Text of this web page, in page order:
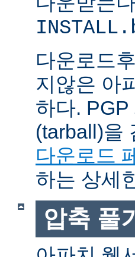
다운로드
지않은 아
하다.
(tarball)을
다운로드
하는 상세
압축 풀